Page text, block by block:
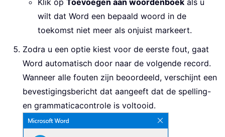
Klik op Toevoegen aan woordenboek als u
wilt dat Word een bepaald woord in de
toekomst niet meer als onjuist markeert.
Zodra u een optie kiest voor de eerste fout, gaat
Word automatisch door naar de volgende record.
Wanneer alle fouten zijn beoordeeld, verschijnt een
bevestigingsbericht dat aangeeft dat de spelling-
en grammaticacontrole is voltooid.